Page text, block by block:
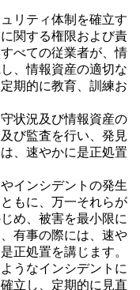
リティ体制を確立す
関する権限および責
べての従業者が、情
、情報資産の適切な
期的に教育、訓練お
状況及び情報資産の
び監査を行い、発見
、速やかに是正処置
インシデントの発生
もに、万一それらが
め、被害を最小限に
有事の際には、速や
正処置を講じます。
うなインシデントに
立し、定期的に見直